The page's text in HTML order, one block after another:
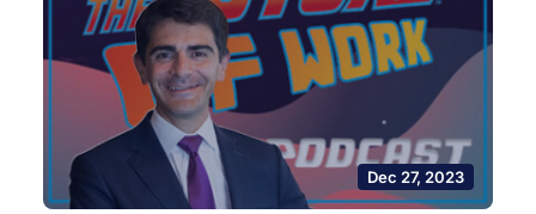
Dec 27, 2023